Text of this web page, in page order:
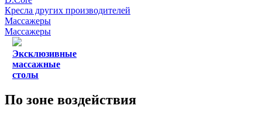
Кресла других производителей
Массажеры
Массажеры
Эксклюзивные
массажные
столы
По зоне воздействия